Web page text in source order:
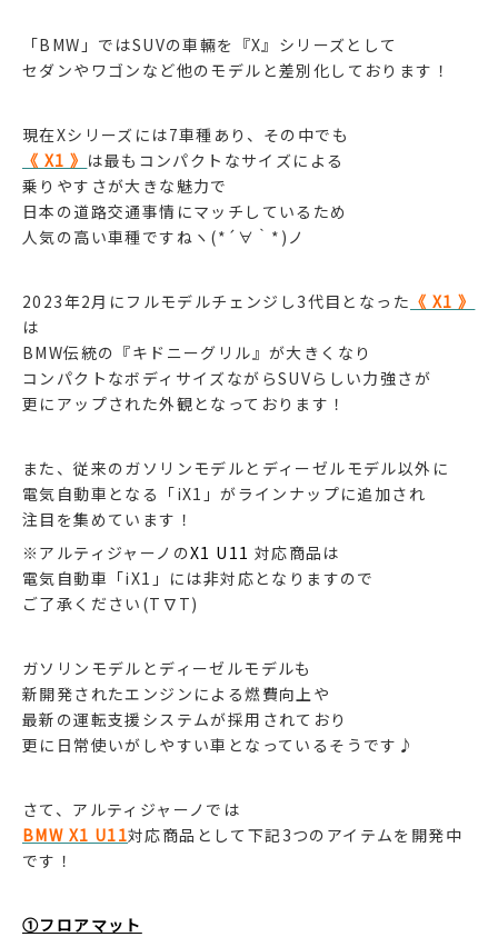
「BMW」ではSUVの車輛を『X』シリーズとして
セダンやワゴンなど他のモデルと差別化しております！
現在Xシリーズには7車種あり、その中でも
《 X1 》 は最もコンパクトなサイズによる
乗りやすさが大きな魅力で
日本の道路交通事情にマッチしているため
人気の高い車種ですねヽ(*´∀｀*)ノ
2023年2月にフルモデルチェンジし3代目となった 《 X1 》
は
BMW伝統の『キドニーグリル』が大きくなり
コンパクトなボディサイズながらSUVらしい力強さが
更にアップされた外観となっております！
また、従来のガソリンモデルとディーゼルモデル以外に
電気自動車となる「iX1」がラインナップに追加され
注目を集めています！
※アルティジャーノのX1 U11 対応商品は
電気自動車「iX1」には非対応となりますので
ご了承ください(T∇T)
ガソリンモデルとディーゼルモデルも
新開発されたエンジンによる燃費向上や
最新の運転支援システムが採用されており
更に日常使いがしやすい車となっているそうです♪
さて、アルティジャーノでは
BMW X1 U11対応商品として下記3つのアイテムを開発中
です！
①フロアマット